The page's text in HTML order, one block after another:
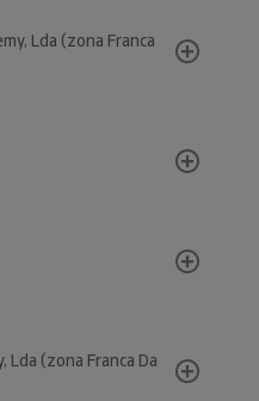
Lda (zona Franca
Lda (zona Franca Da